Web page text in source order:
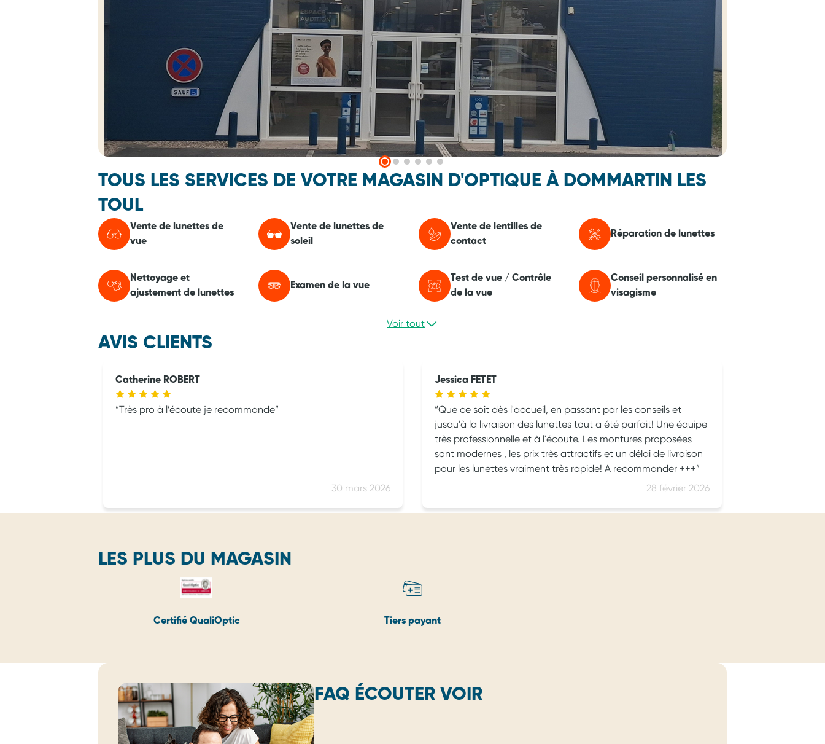
TOUS LES SERVICES DE VOTRE MAGASIN D'OPTIQUE À DOMMARTIN LES
TOUL
Vente de lunettes de
vue
Vente de lunettes de
soleil
Vente de lentilles de
contact
Réparation de lunettes
Nettoyage et
ajustement de lunettes
Examen de la vue
Test de vue / Contrôle
de la vue
Conseil personnalisé en
visagisme
Voir tout
AVIS CLIENTS
Catherine ROBERT
30 mars 2026
Très pro à l’écoute je recommande
Jessica FETET
28 février 2026
Que ce soit dès l'accueil, en passant par les conseils et
jusqu'à la livraison des lunettes tout a été parfait! Une équipe
très professionnelle et à l'écoute. Les montures proposées
sont modernes , les prix très attractifs et un délai de livraison
pour les lunettes vraiment très rapide! A recommander +++
LES PLUS DU MAGASIN
Certifié QualiOptic Tiers payant
FAQ ÉCOUTER VOIR